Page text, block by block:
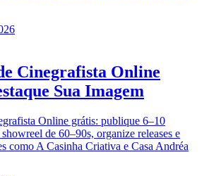
Cinegrafista Online
Sua Imagem
Online grátis: publique 6–10
de 60–90s, organize releases e
como A Casinha Criativa e Casa Andréa